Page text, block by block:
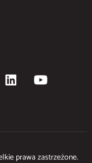
prawa zastrzeżone.